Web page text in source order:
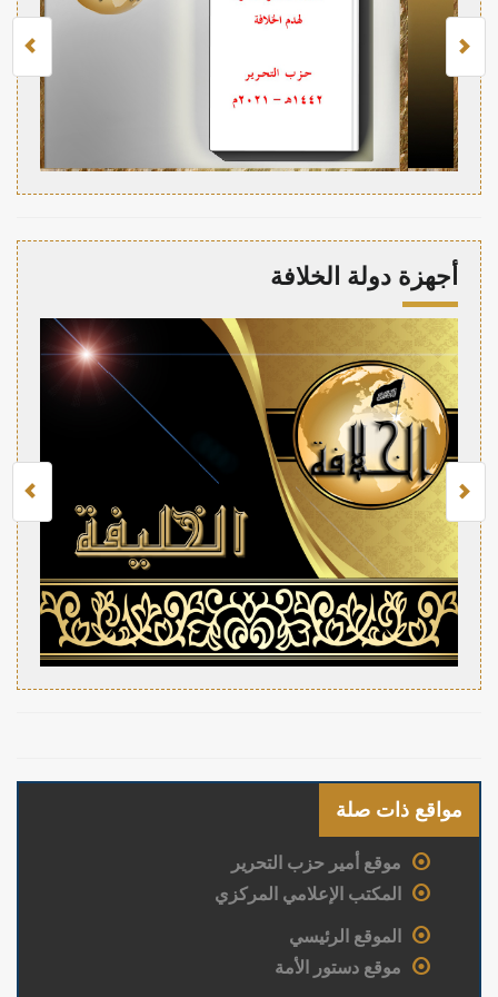
أجهزة دولة الخلافة
مواقع ذات صلة
موقع أمير حزب التحرير
المكتب الإعلامي المركزي
الموقع الرئيسي
موقع دستور الأمة